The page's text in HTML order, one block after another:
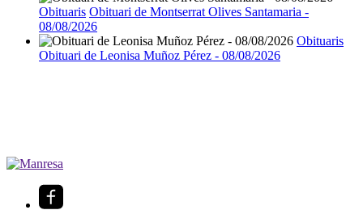
Obituaris Obituari de Montserrat Olives Santamaria -
08/08/2026
Obituaris
Obituari de Leonisa Muñoz Pérez - 08/08/2026